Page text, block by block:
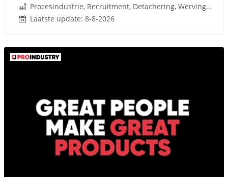
Procesindustrie, Recruitment, Detachering, Werving en Selectie
Laatste update: 8-8-2026